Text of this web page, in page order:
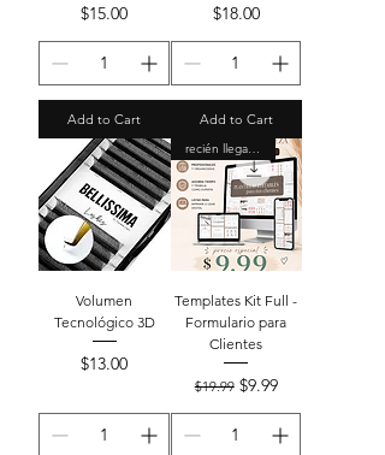
Price
$15.00
Add to Cart
Price
$18.00
Add to Cart
Volumen
Tecnológico 3D
Price
$13.00
recién llegado
Templates Kit Full -
Formulario para
Clientes
Regular Price
$19.99 Sale Price
$9.99